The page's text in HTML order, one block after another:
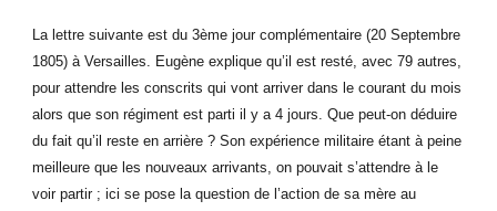
La lettre suivante est du 3ème jour complémentaire (20 Septembre
1805) à Versailles. Eugène explique qu’il est resté, avec 79 autres,
pour attendre les conscrits qui vont arriver dans le courant du mois
alors que son régiment est parti il y a 4 jours. Que peut-on déduire
du fait qu’il reste en arrière ? Son expérience militaire étant à peine
meilleure que les nouveaux arrivants, on pouvait s’attendre à le
voir partir ; ici se pose la question de l’action de sa mère au